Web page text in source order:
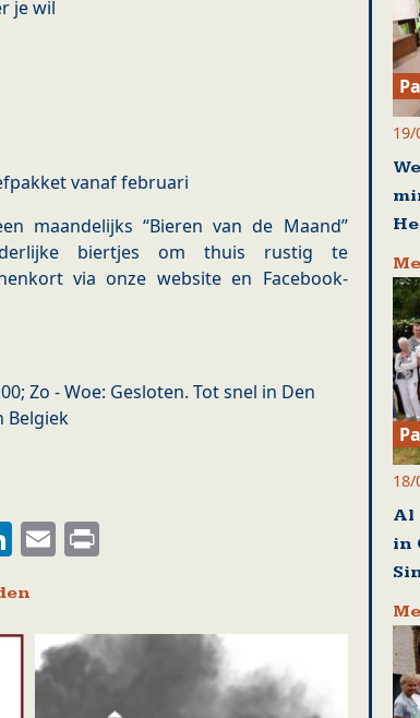
je wil
vanaf februari
maandelijks “Bieren van de Maand”
biertjes om thuis rustig te
via onze website en Facebook-
Zo - Woe: Gesloten. Tot snel in Den
Belgiek
LinkedIn
Email
19/
18/
Al
in